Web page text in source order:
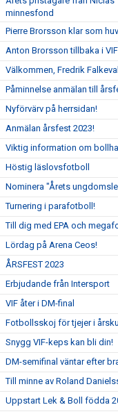
minnesfond
Pierre Brorsson klar som
Anton Brorsson tillbaka i
Välkommen, Fredrik
Påminnelse anmälan till
Nyförvärv på herrsidan!
Anmälan årsfest 2023!
Viktig information om
Höstig läslovsfotboll
Nominera "Årets
Turnering i parafotboll!
Till dig med EPA och
Lördag på Arena Ceos!
ÅRSFEST 2023
Erbjudande från Intersport
VIF åter i DM-final
Fotbollsskoj för tjejer i
Snygg VIF-keps kan bli din!
DM-semifinal väntar efter
Till minne av Roland
Uppstart Lek & Boll födda